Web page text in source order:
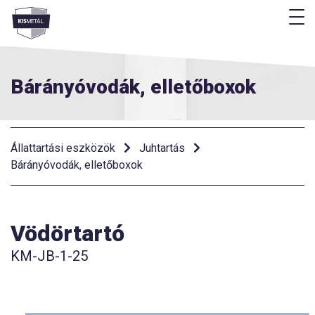
Menü
Bárányóvodák, elletőboxok
Állattartási eszközök
Juhtartás
Bárányóvodák, elletőboxok
Vödörtartó
KM-JB-1-25